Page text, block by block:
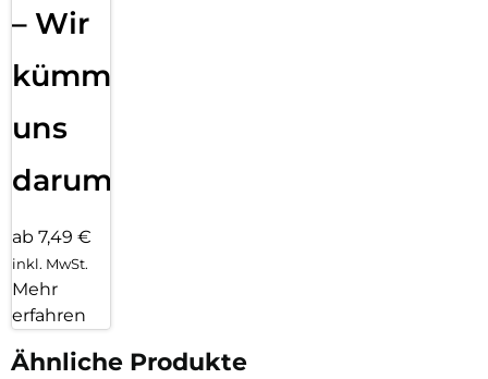
– Wir
kümmern
uns
darum!
ab 7,49 €
inkl. MwSt.
Mehr
erfahren
Ähnliche Produkte